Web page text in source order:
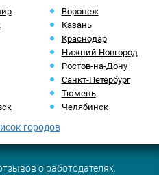
Воронеж
Казань
Краснодар
Нижний Новгород
Ростов-на-Дону
Санкт-Петербург
Тюмень
Челябинск
городов
о работодателях.